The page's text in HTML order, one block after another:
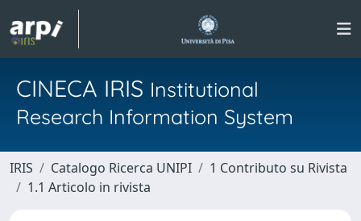
CINECA IRIS Institutional
Research Information System
IRIS Catalogo Ricerca UNIPI
1 Contributo su Rivista
1.1 Articolo in rivista